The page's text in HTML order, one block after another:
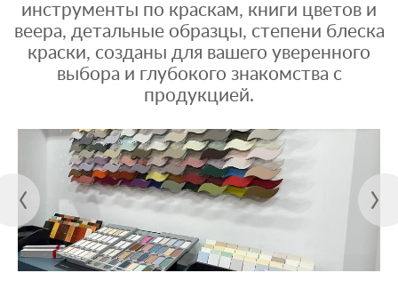
инструменты по краскам, книги цветов и
веера, детальные образцы, степени блеска
краски, созданы для вашего уверенного
выбора и глубокого знакомства с
продукцией.